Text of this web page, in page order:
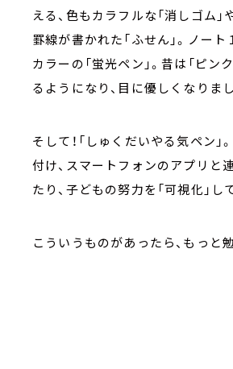
える、色もカラフルな「消しゴム
罫線が書かれた「ふせん」。ノー
カラーの「蛍光ペン」。昔は「ピン
るようになり、目に優しくなりまし
そして！「しゅくだいやる気ペン
付け、スマートフォンのアプリと
たり、子どもの努力を「可視化」
こういうものがあったら、もっと